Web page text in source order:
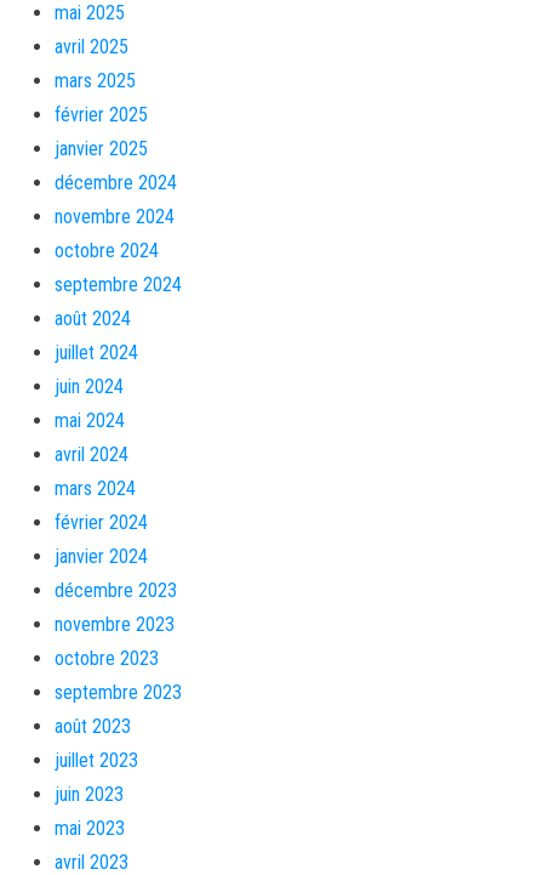
mai 2025
avril 2025
mars 2025
février 2025
janvier 2025
décembre 2024
novembre 2024
octobre 2024
septembre 2024
août 2024
juillet 2024
juin 2024
mai 2024
avril 2024
mars 2024
février 2024
janvier 2024
décembre 2023
novembre 2023
octobre 2023
septembre 2023
août 2023
juillet 2023
juin 2023
mai 2023
avril 2023